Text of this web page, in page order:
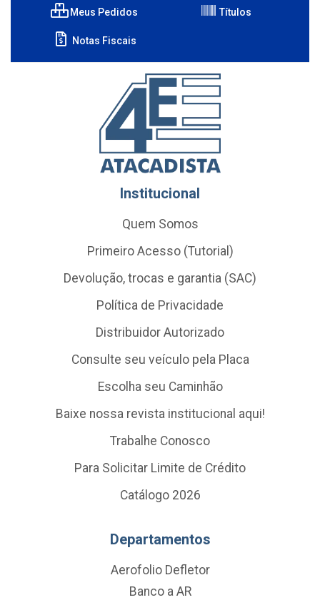
Meus Pedidos Títulos
Notas Fiscais
Institucional
Quem Somos
Primeiro Acesso (Tutorial)
Devolução, trocas e garantia (SAC)
Política de Privacidade
Distribuidor Autorizado
Consulte seu veículo pela Placa
Escolha seu Caminhão
Baixe nossa revista institucional aqui!
Trabalhe Conosco
Para Solicitar Limite de Crédito
Catálogo 2026
Departamentos
Aerofolio Defletor
Banco a AR